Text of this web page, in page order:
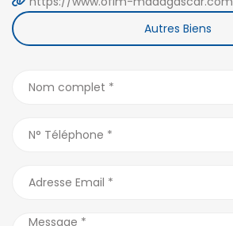
Autres Biens